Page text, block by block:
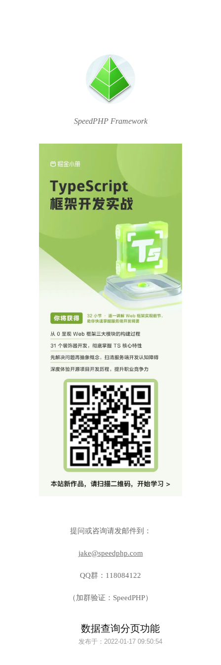
SpeedPHP Framework
提问或咨询请发邮件到：
jake@speedphp.com
QQ群：118084122
（加群验证：SpeedPHP）
数据查询分页功能
发布于： 2022-01-17 09:50:54